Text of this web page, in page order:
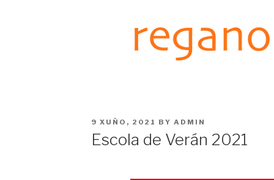
POSTED
9 XUÑO, 2021 BY ADMIN
Escola de Verán 2021